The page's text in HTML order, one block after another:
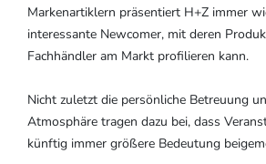
Markenartiklern präsentiert H+Z immer
interessante Newcomer, mit deren
Fachhändler am Markt profilieren kann.
Nicht zuletzt die persönliche Betreuung
Atmosphäre tragen dazu bei, dass
künftig immer größere Bedeutung